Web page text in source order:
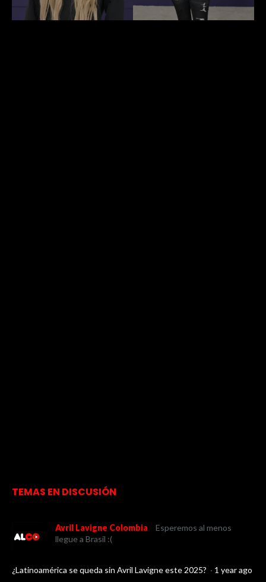
TEMAS EN DISCUSIÓN
Avril Lavigne Colombia
Esperemos al menos
llegue a Brasil :(
¿Latinoamérica se queda sin Avril Lavigne este 2025? · 1 year ago